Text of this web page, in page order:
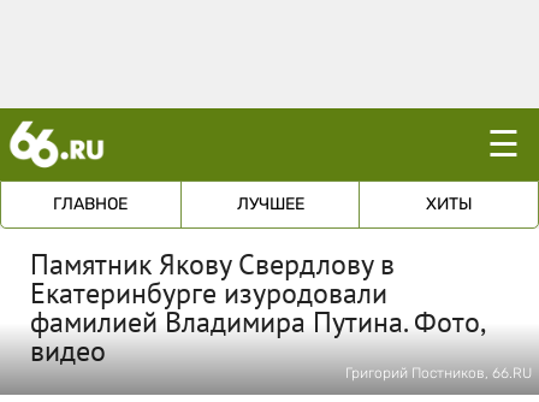
☰
ГЛАВНОЕ ЛУЧШЕЕ ХИТЫ
Памятник Якову Свердлову в
Екатеринбурге изуродовали
фамилией Владимира Путина. Фото,
видео
Григорий Постников, 66.RU